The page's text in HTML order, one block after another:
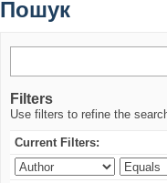
Пошук
Filters
Use filters to refine the
Current Filters: